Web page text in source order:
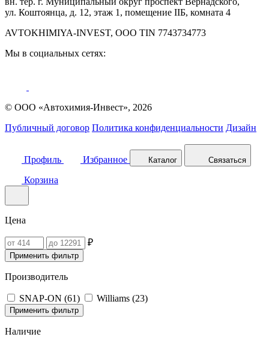
ул. Коштоянца, д. 12, этаж 1, помещение IIБ, комната 4
AVTOKHIMIYA-INVEST, OOO TIN 7743734773
Мы в социальных сетях:
© ООО «Автохимия-Инвест», 2026
Публичный договор Политика конфиденциальности Дизайн
Профиль Избранное Каталог Связаться
Корзина
Цена
₽
Применить фильтр
Производитель
SNAP-ON (61) Williams (23)
Применить фильтр
Наличие